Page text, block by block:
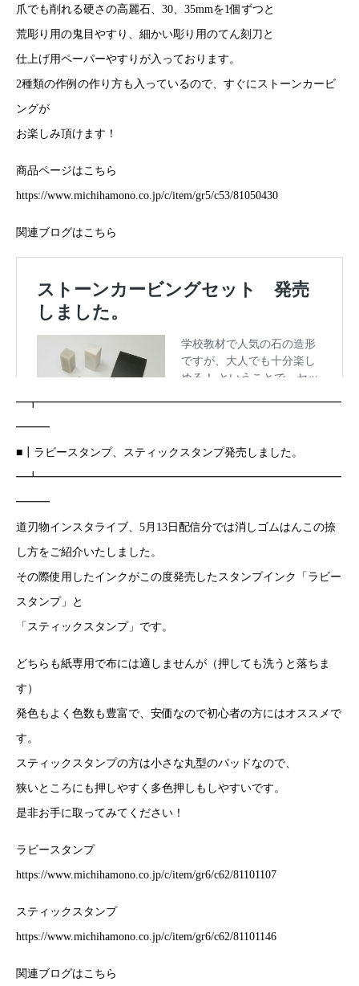
爪でも削れる硬さの高麗石、30、35mmを1個ずつと
荒彫り用の鬼目やすり、細かい彫り用のてん刻刀と
仕上げ用ペーパーやすりが入っております。
2種類の作例の作り方も入っているので、すぐにストーンカービ
ングが
お楽しみ頂けます！
商品ページはこちら
https://www.michihamono.co.jp/c/item/gr5/c53/81050430
関連ブログはこちら
━┳━━━━━━━━━━━━━━━━━━━━━━━━━━━
━━━
■┃ラビースタンプ、スティックスタンプ発売しました。
━┻━━━━━━━━━━━━━━━━━━━━━━━━━━━
━━━
道刃物インスタライブ、5月13日配信分では消しゴムはんこの捺
し方をご紹介いたしました。
その際使用したインクがこの度発売したスタンプインク「ラビー
スタンプ」と
「スティックスタンプ」です。
どちらも紙専用で布には適しませんが（押しても洗うと落ちま
す）
発色もよく色数も豊富で、安価なので初心者の方にはオススメで
す。
スティックスタンプの方は小さな丸型のパッドなので、
狭いところにも押しやすく多色押しもしやすいです。
是非お手に取ってみてください！
ラビースタンプ
https://www.michihamono.co.jp/c/item/gr6/c62/81101107
スティックスタンプ
https://www.michihamono.co.jp/c/item/gr6/c62/81101146
関連ブログはこちら